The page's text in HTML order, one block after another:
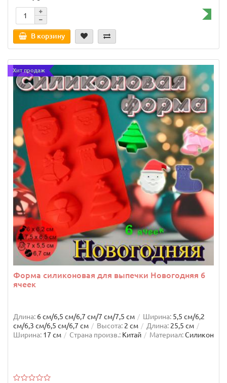
В корзину
Хит продаж
Форма силиконовая для выпечки Новогодняя 6
ячеек
Длина: 6 см/6,5 см/6,7 см/7 см/7,5 см Ширина: 5,5 см/6,2
см/6,3 см/6,5 см/6,7 см
Высота: 2 см Длина: 25,5 см
Ширина: 17 см Страна произв.: Китай Материал:Силикон